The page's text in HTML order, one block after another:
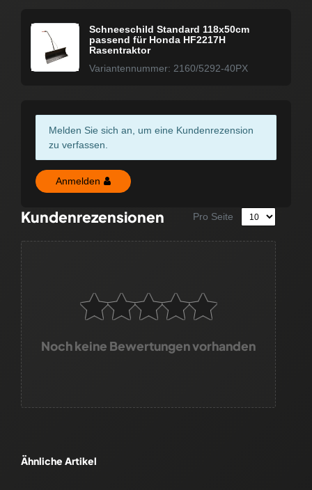
Schneeschild Standard 118x50cm
passend für Honda HF2217H
Rasentraktor
Variantennummer: 2160/5292-40PX
Melden Sie sich an, um eine Kundenrezension
zu verfassen.
Anmelden
Kundenrezensionen Pro Seite
Noch keine Bewertungen vorhanden
Ähnliche Artikel